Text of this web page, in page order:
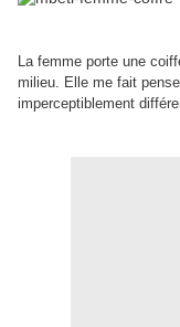
La femme porte une
milieu. Elle me fait
imperceptiblement